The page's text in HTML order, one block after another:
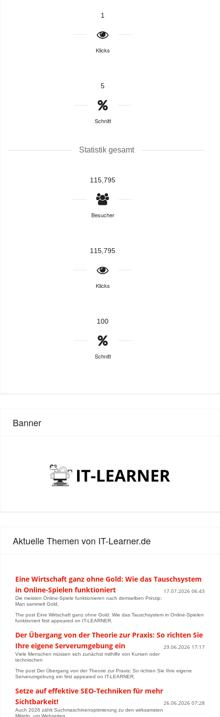
1
Klicks
5
Schnitt
Statistik gesamt
115,795
Besucher
115,795
Klicks
100
Schnitt
Banner
Aktuelle Themen von IT-Learner.de
Eine Wirtschaft ganz ohne Gold: Wie das Tauschsystem
in Online-Spielen funktioniert
17.07.2026 06:43
Die meisten Online-Spiele funktionieren nach demselben Prinzip:
Man sammelt Gold,
The post Eine Wirtschaft ganz ohne Gold: Wie das Tauschsystem in Online-Spielen
funktioniert first appeared on IT-LEARNER.
Der Übergang von der Theorie zur Praxis: So richten Sie
Ihre eigene Serverumgebung ein
29.06.2026 17:17
Viele Menschen müssen sich zunächst mithilfe von Kursen oder
technischen
The post Der Übergang von der Theorie zur Praxis: So richten Sie Ihre eigene
Serverumgebung ein first appeared on IT-LEARNER.
Setze auf effektive SEO-Techniken für mehr
Sichtbarkeit!
26.06.2026 07:28
Auch 2026 zählt Suchmaschinenoptimierung zu den wirksamsten
Mitteln, um Webseiten